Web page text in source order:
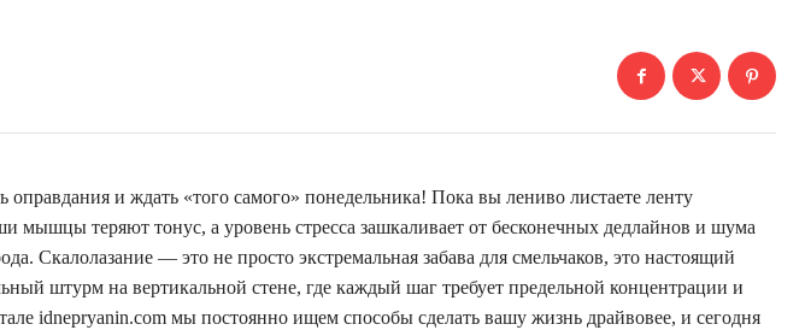
оправдания и ждать «того самого» понедельника! Пока вы лениво листаете ленту
мышцы теряют тонус, а уровень стресса зашкаливает от бесконечных дедлайнов и шума
Скалолазание — это не просто экстремальная забава для смельчаков, это настоящий
штурм на вертикальной стене, где каждый шаг требует предельной концентрации и
idnepryanin.com мы постоянно ищем способы сделать вашу жизнь драйвовее, и сегодня